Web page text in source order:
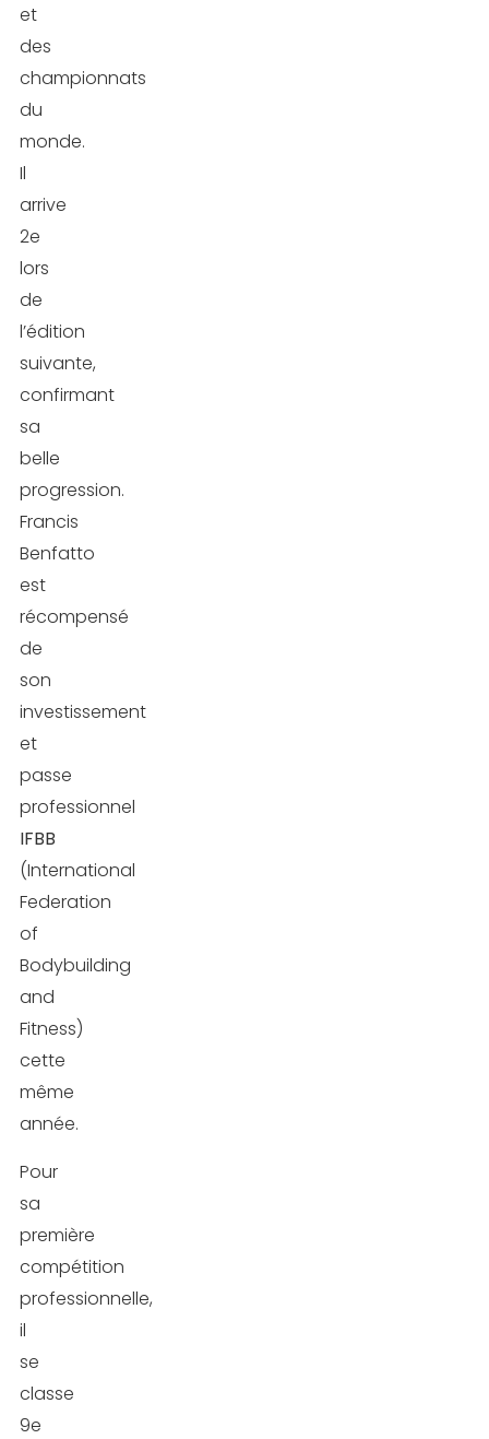
et
des
championnats
du
monde.
Il
arrive
2e
lors
de
l’édition
suivante,
confirmant
sa
belle
progression.
Francis
Benfatto
est
récompensé
de
son
investissement
et
passe
professionnel
IFBB
(International
Federation
of
Bodybuilding
and
Fitness)
cette
même
année.
Pour
sa
première
compétition
professionnelle,
il
se
classe
9e